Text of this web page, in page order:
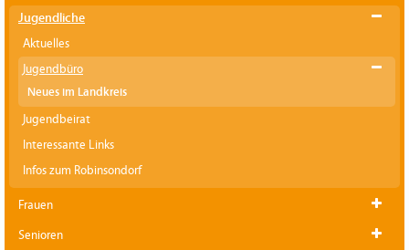
Jugendliche
Aktuelles
Jugendbüro
Neues im Landkreis
Jugendbeirat
Interessante Links
Infos zum Robinsondorf
Frauen
Senioren